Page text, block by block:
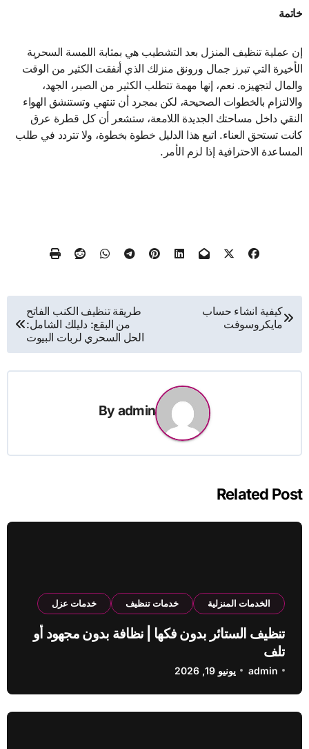
خاتمة
إن عملية تنظيف المنزل بعد التشطيب هي بمثابة اللمسة السحرية
الأخيرة التي تبرز جمال ورونق منزلك الذي أنفقت الكثير من الوقت
والمال لتجهيزه. نعم، إنها مهمة تتطلب الكثير من الصبر، الجهد،
والالتزام بالخطوات الصحيحة، لكن بمجرد أن تنتهي وتستنشق الهواء
النقي داخل مساحتك الجديدة اللامعة، ستشعر أن كل قطرة عرق
كانت تستحق العناء. اتبع هذا الدليل خطوة بخطوة، ولا تتردد في طلب
المساعدة الاحترافية إذا لزم الأمر.
تصفّح
المقالات
كيفية انشاء حساب
مايكروسوفت
طريقة تنظيف الكنب الفاتح
من البقع: دليلك الشامل:
الحل السحري لربات البيوت
By admin
Related Post
الخدمات المنزلية خدمات تنظيف خدمات عزل
تنظيف الستائر بدون فكها | نظافة بدون مجهود أو
تلف
admin يونيو 19, 2026